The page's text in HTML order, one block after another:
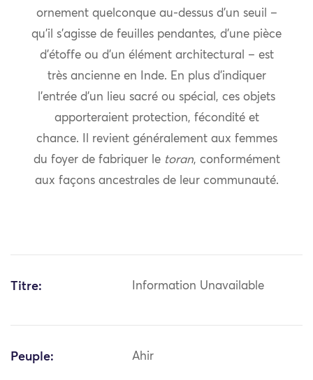
ornement quelconque au-dessus d’un seuil –
qu’il s’agisse de feuilles pendantes, d’une pièce
d’étoffe ou d’un élément architectural – est
très ancienne en Inde. En plus d’indiquer
l’entrée d’un lieu sacré ou spécial, ces objets
apporteraient protection, fécondité et
chance. Il revient généralement aux femmes
du foyer de fabriquer le toran, conformément
aux façons ancestrales de leur communauté.
Titre: Information Unavailable
Peuple: Ahir